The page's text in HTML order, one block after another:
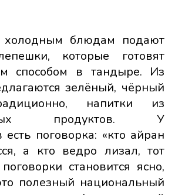
блюдам подают
которые готовят
способом в тандыре. Из
зелёный, чёрный
напитки из
продуктов. У
есть поговорка: «кто айран
а кто ведро лизал, тот
становится ясно,
полезный национальный